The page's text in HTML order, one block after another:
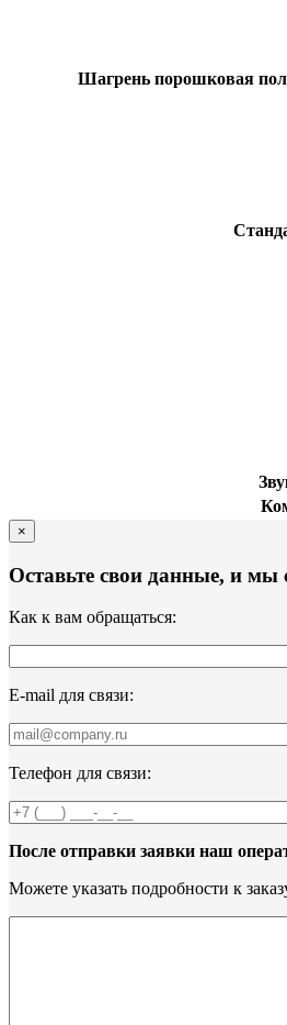
Шагрень порошковая
×
Оставьте свои данные, и мы
Как к вам обращаться:
Е-mail для связи:
Телефон для связи:
После отправки заявки наш
Можете указать подробности к